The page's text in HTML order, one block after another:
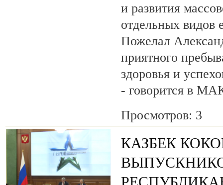
и развития
отдельных видов
Пожелал
приятного
здоровья и
- говорится в
Просмотров: 3
КАЗБЕК